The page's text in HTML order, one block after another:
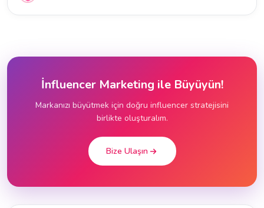
İnfluencer Marketing ile Büyüyün!
Markanızı büyütmek için doğru influencer stratejisini
birlikte oluşturalım.
Bize Ulaşın